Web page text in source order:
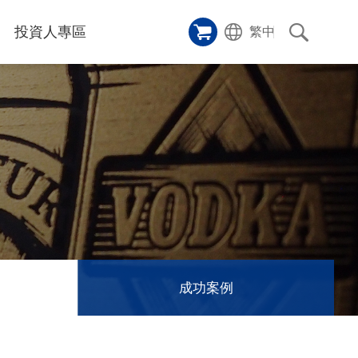
雷射切割機
品櫥窗
用影片
功案例
活動
投資人專區
區
繁中
成功案例